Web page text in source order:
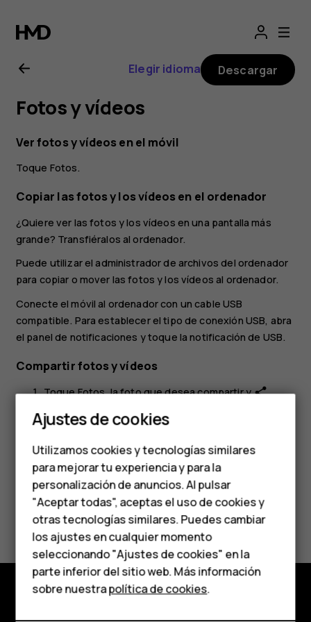
Guía
del
usuario
de
Nokia
G21
Smartphones
Teléfonos clásicos
Teléfonos para
personas mayores
Accesorios
HMD Terra M
Para empresas
Tabletas
Elegir idioma Descargar
Fotos y vídeos
Ver fotos y vídeos en el móvil
Toque Fotos.
Copiar las fotos y los vídeos en el ordenador
¿Quiere ver las fotos y los vídeos en una pantalla más
grande? Transfiéralos al ordenador.
Puede utilizar el administrador de archivos del ordenador
para copiar o mover las fotos y los vídeos al ordenador.
Conecte el móvil al ordenador con un cable USB
compatible. Para establecer el tipo de conexión USB, abra
el panel de notificaciones y toque la notificación de USB.
Compartir fotos y vídeos
ToqueFotos, la foto que desea compartir yshare.
Seleccione cómo desea compartir la foto o el vídeo.
¿Te ha parecido útil?
Sí No
Ajustes de cookies
Utilizamos cookies y tecnologías similares
para mejorar tu experiencia y para la
personalización de anuncios. Al pulsar
"Aceptar todas", aceptas el uso de cookies y
otras tecnologías similares. Puedes cambiar
los ajustes en cualquier momento
seleccionando "Ajustes de cookies" en la
parte inferior del sitio web. Más información
sobre nuestrapolítica de cookies.